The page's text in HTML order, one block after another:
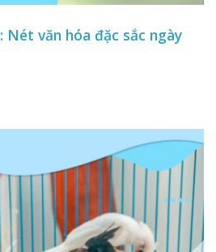
Nét văn hóa đặc sắc ngày